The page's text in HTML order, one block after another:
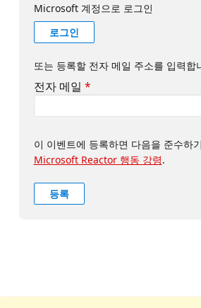
Microsoft 계정으로 로그인
로그인
또는 등록할 전자 메일 주소를 입력합
전자 메일 *
이 이벤트에 등록하면 다음을 준수하
Microsoft Reactor 행동 강령.
등록